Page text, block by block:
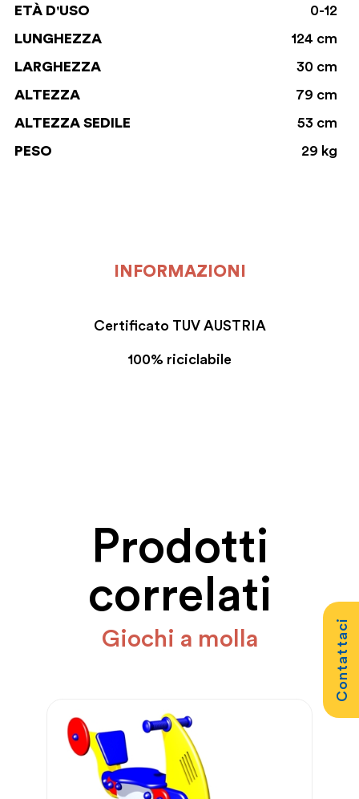
Contattaci
ETÀ D'USO 0-12
LUNGHEZZA 124 cm
LARGHEZZA 30 cm
ALTEZZA 79 cm
ALTEZZA SEDILE 53 cm
PESO 29 kg
INFORMAZIONI
Certificato TUV AUSTRIA
100% riciclabile
Prodotti
correlati
Giochi a molla